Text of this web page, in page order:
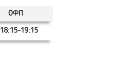
ОФП
18:15-19:15